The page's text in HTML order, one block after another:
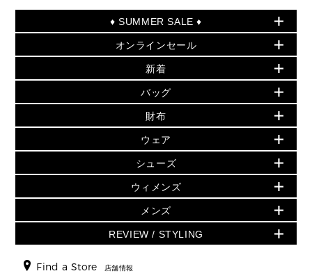
♦ SUMMER SALE ♦
セールおすすめアイテム
▶ ウィメンズ
バッグ
小物
シューズ・靴
ウェア
アクセサリー
時計
▶ メンズ
バッグ
オンラインセール
PRODUCT OF THE MONTH - 今月の特別価格
再値下げアイテム
追加アイテム
▶ ウィメンズすべて(ウェア・シューズ除く)
バッグ
財布・小物
ウェア
シューズ
時計・ジュエリー
アクセサリー
新着
夏のスタイル
▶ すべて
▶ ウィメンズすべて
財布・小物
アクセサリー
フレグランス
シューズ
▶ メンズすべて
バッグ
人気の定番アイテム
日本限定 - バッグ
▶ ウィメンズすべて
トートバッグ
ショルダーバッグ
クロスボディ・斜め掛け
トラベル
財布
日本限定 - 財布・小物
▶ ウィメンズすべて
GREENWICH
折り財布(二つ折り・三つ折り)
長財布
ウェア
▶ ウィメンズすべて
トップス
スカート・パンツ
ジャケット・アウター
▶ メンズすべて
シューズ
▶ ウィメンズすべて
サンダル
スニーカー
▶ メンズすべて
ウィメンズ
人気の定番アイテム
▶ ウィメンズすべて
メンズ
▶ メンズすべて
REVIEW / STYLING
Find a Store 店舗情報